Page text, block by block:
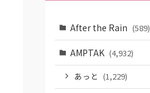
After the Rain (589)
AMPTAK (4,932)
あっと (1,229)